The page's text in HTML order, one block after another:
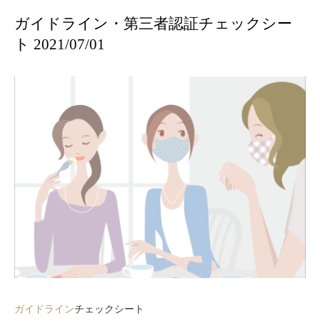
ガイドライン・第三者認証チェックシー
ト 2021/07/01
ガイドラインチェックシート